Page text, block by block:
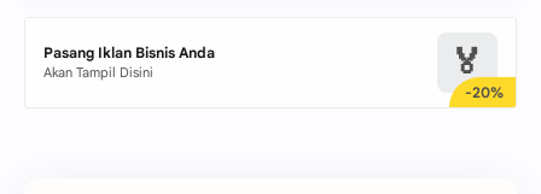
Pasang Iklan Bisnis Anda
Akan Tampil Disini 🏅